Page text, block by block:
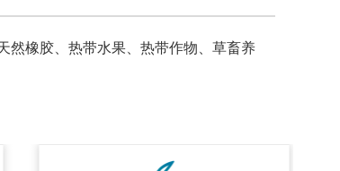
然橡胶、热带水果、热带作物、草畜养